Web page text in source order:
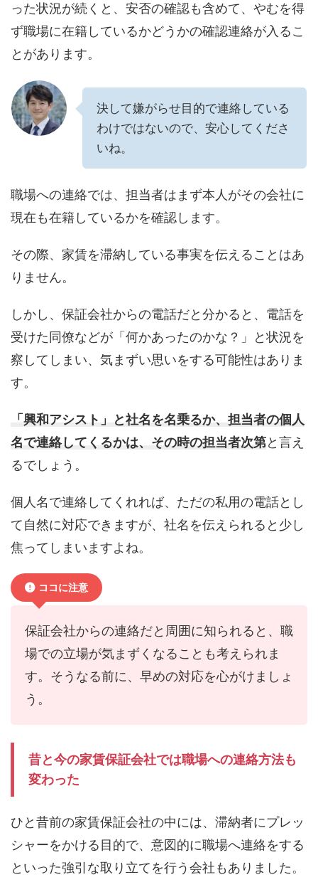
った状況が続くと、安否の確認も含めて、やむを得
ず職場に在籍しているかどうかの確認連絡が入るこ
とがあります。
決して嫌がらせ目的で連絡している
わけではないので、安心してくださ
いね。
職場への連絡では、担当者はまず本人がその会社に
現在も在籍しているかを確認します。
その際、家賃を滞納している事実を伝えることはあ
りません。
しかし、保証会社からの電話だと分かると、電話を
受けた同僚などが「何かあったのかな？」と状況を
察してしまい、気まずい思いをする可能性はありま
す。
「興和アシスト」と社名を名乗るか、担当者の個人
名で連絡してくるかは、その時の担当者次第と言え
るでしょう。
個人名で連絡してくれれば、ただの私用の電話とし
て自然に対応できますが、社名を伝えられると少し
焦ってしまいますよね。
ココに注意
保証会社からの連絡だと周囲に知られると、職
場での立場が気まずくなることも考えられま
す。そうなる前に、早めの対応を心がけましょ
う。
昔と今の家賃保証会社では職場への連絡方法も
変わった
ひと昔前の家賃保証会社の中には、滞納者にプレッ
シャーをかける目的で、意図的に職場へ連絡をする
といった強引な取り立てを行う会社もありました。